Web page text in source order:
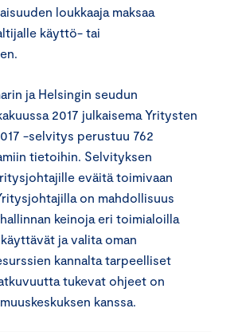
loukkaaja maksaa
käyttö- tai
ja Helsingin seudun
2017 julkaisema Yritysten
-selvitys perustuu 762
tietoihin. Selvityksen
eväitä toimivaan
on mahdollisuus
keinoja eri toimialoilla
ja valita oman
kannalta tarpeelliset
tukevat ohjeet on
kanssa.